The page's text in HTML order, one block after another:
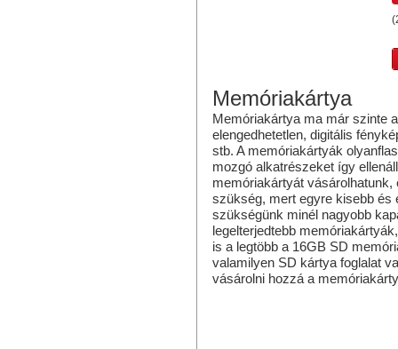
Memóriakártya
Memóriakártya ma már szinte
elengedhetetlen, digitális
stb. A memóriakártyák
mozgó alkatrészeket így
memóriakártyát
szükség, mert egyre kisebb és
szükségünk minél nagyobb
legelterjedtebb
is a legtöbb a 16GB SD
valamilyen SD kártya foglalat
vásárolni hozzá a